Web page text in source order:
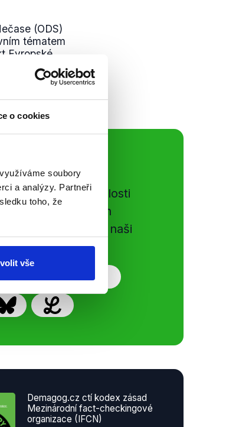
o cookies
soubory
a analýzy. Partneři
toho, že
vše
(ODS)
tématem
Evropské
ujít nejnovější události
Sdílením našich
podpoříte naši
Demagog.cz ctí kodex zásad
Mezinárodní fact-checkingové
organizace (IFCN)